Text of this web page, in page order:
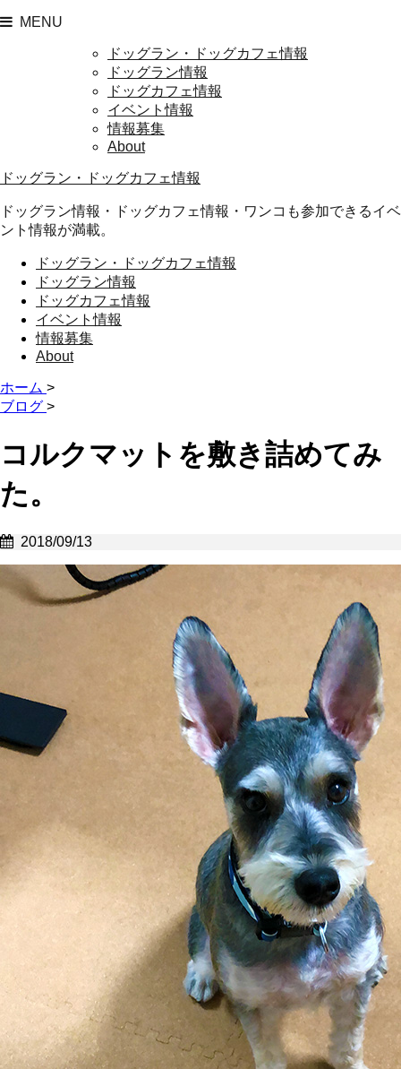
MENU
ドッグラン・ドッグカフェ情報
ドッグラン情報
ドッグカフェ情報
イベント情報
情報募集
About
ドッグラン・ドッグカフェ情報
ドッグラン情報・ドッグカフェ情報・ワンコも参加できるイベ
ント情報が満載。
ドッグラン・ドッグカフェ情報
ドッグラン情報
ドッグカフェ情報
イベント情報
情報募集
About
ホーム >
ブログ >
コルクマットを敷き詰めてみ
た。
2018/09/13